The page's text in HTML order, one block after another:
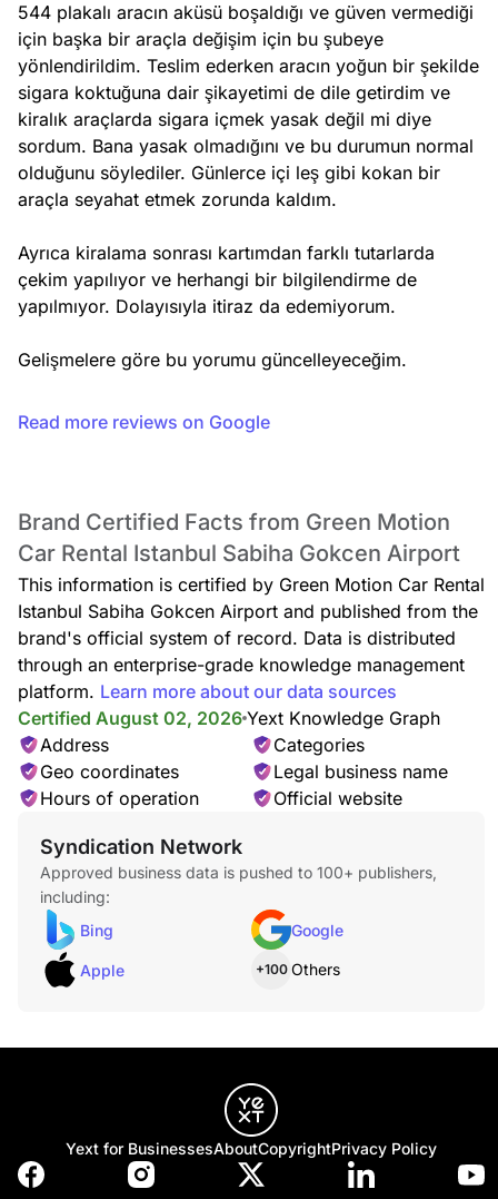
544 plakalı aracın aküsü boşaldığı ve güven vermediği
için başka bir araçla değişim için bu şubeye
yönlendirildim. Teslim ederken aracın yoğun bir şekilde
sigara koktuğuna dair şikayetimi de dile getirdim ve
kiralık araçlarda sigara içmek yasak değil mi diye
sordum. Bana yasak olmadığını ve bu durumun normal
olduğunu söylediler. Günlerce içi leş gibi kokan bir
araçla seyahat etmek zorunda kaldım.
Ayrıca kiralama sonrası kartımdan farklı tutarlarda
çekim yapılıyor ve herhangi bir bilgilendirme de
yapılmıyor. Dolayısıyla itiraz da edemiyorum.
Gelişmelere göre bu yorumu güncelleyeceğim.
Read more reviews on Google
Brand Certified Facts from Green Motion
Car Rental Istanbul Sabiha Gokcen Airport
This information is certified by Green Motion Car Rental
Istanbul Sabiha Gokcen Airport and published from the
brand's official system of record. Data is distributed
through an enterprise-grade knowledge management
platform. Learn more about our data sources
Certified August 02, 2026 Yext Knowledge Graph
Address
Categories
Geo coordinates
Legal business name
Hours of operation
Official website
Syndication Network
Approved business data is pushed to 100+ publishers,
including:
Bing
Google
Apple +100 Others
Yext for BusinessesAboutCopyrightPrivacy Policy